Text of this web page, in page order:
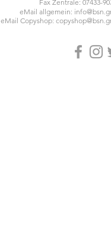
Fax Zentrale: 07433-
eMail allgemein:
eMail Copyshop: